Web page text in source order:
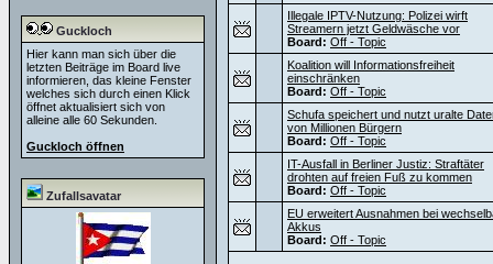
Guckloch
Hier kann man sich über die
letzten Beiträge im Board live
informieren, das kleine Fenster
welches sich durch einen Klick
öffnet aktualisiert sich von
alleine alle 60 Sekunden.
Guckloch öffnen
Zufallsavatar
Illegale IPTV-Nutzung: Polizei wirft
Streamern jetzt Geldwäsche vor
Board: Off - Topic
Koalition will Informationsfreiheit
einschränken
Board: Off - Topic
Schufa speichert und nutzt uralte
von Millionen Bürgern
Board: Off - Topic
IT-Ausfall in Berliner Justiz: Straftäter
drohten auf freien Fuß zu kommen
Board: Off - Topic
EU erweitert Ausnahmen bei
Akkus
Board: Off - Topic